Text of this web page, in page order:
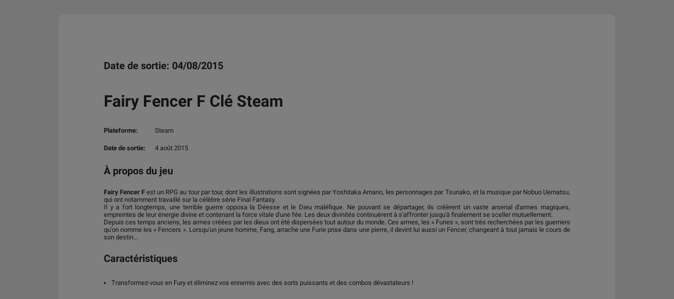
Date de sortie: 04/08/2015
Fairy Fencer F Clé Steam
Plateforme: Steam
Date de sortie: 4 août 2015
À propos du jeu
Fairy Fencer Fest un RPG au tour par tour, dont les illustrations sont signées par Yoshitaka Amano, les personnages par Tsunako, et la musique par Nobuo Uematsu,
qui ont notamment travaillé sur la célèbre série Final Fantasy.
Il y a fort longtemps, une terrible guerre opposa la Déesse et le Dieu maléfique. Ne pouvant se départager, ils créèrent un vaste arsenal d'armes magiques,
empreintes de leur énergie divine et contenant la force vitale d'une fée. Les deux divinités continuèrent à s'affronter jusqu'à finalement se sceller mutuellement.
Depuis ces temps anciens, les armes créées par les dieux ont été dispersées tout autour du monde. Ces armes, les « Furies », sont très recherchées par les guerriers
qu'on nomme les « Fencers ». Lorsqu'un jeune homme, Fang, arrache une Furie prise dans une pierre, il devint lui aussi un Fencer, changeant à tout jamais le cours de
son destin…
Caractéristiques
Transformez-vous en Fury et éliminez vos ennemis avec des sorts puissants et des combos dévastateurs !